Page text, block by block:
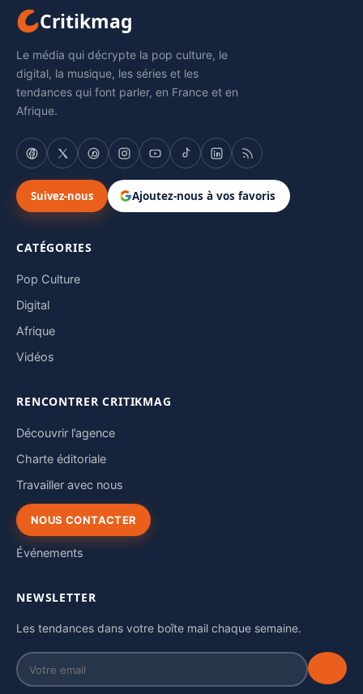
Critikmag
Le média qui décrypte la pop culture, le
digital, la musique, les séries et les
tendances qui font parler, en France et en
Afrique.
Suivez-nous Ajoutez-nous à vos favoris
CATÉGORIES
Pop Culture
Digital
Afrique
Vidéos
RENCONTRER CRITIKMAG
Découvrir l’agence
Charte éditoriale
Travailler avec nous
NOUS CONTACTER
Événements
NEWSLETTER
Les tendances dans votre boîte mail chaque semaine.